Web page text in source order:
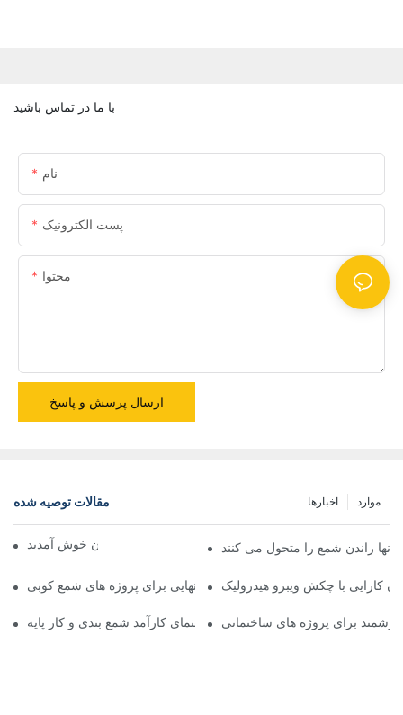
با ما در تماس باشید
نام
پست الکترونیک
محتوا
ارسال پرسش و پاسخ
مقالات توصیه شده موارد اخبارها
به ماشین جهان خوش آمدید راندن شمع را متحول می کنند
با چکش ویبرو هیدرولیک: راه حل نهایی برای پروژه های شمع کوبی
کارایی با چکش ویبرو هیدرولیک
قدرت چکش لرزشی هیدرولیک: راهنمای کارآمد شمع بندی و کار پایه
برای پروژه های ساختمانی